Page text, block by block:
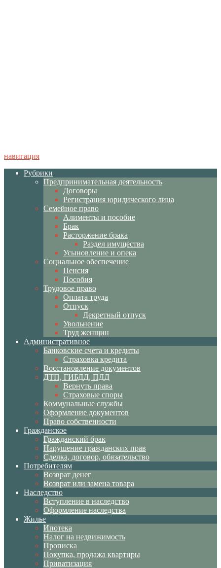
навигация
Рубрики
Предпринимательная деятельность
Договоры
Регистрация юридического лица
Семейное право
Алименты и пособие
Брак
Расторжение брака
Раздел имущества
Усыновление и опека
Социальное обеспечение
Пенсия
Пособия
Трудовое право
Оплата труда
Отпуск
Декретный отпуск
Увольнение
Труд женщин
Административное
Банковские счета и кредиты
Страховка кредита
Восстановление документов
ДТП, ГИБДД, ПДД
Вернуть права
Страховые споры
Коммунальные службы
Оформление документов
Право собственности
Гражданское
Гражданский брак
Нарушение гражданских прав
Сделка, договор, обязательство
Потребителям
Возврат денег
Возврат или замена товара
Наследство
Вступление в наследство
Оформление наследства
Жилье
Ипотека
Налог на недвижимость
Прописка
Покупка, продажа квартиры
Приватизация